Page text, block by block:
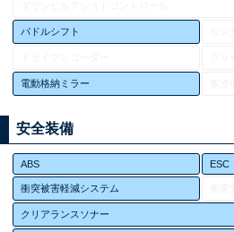
パドルシフト
電動格納ミラー
安全装備
ABS ESC
衝突被害軽減システム
クリアランスソナー